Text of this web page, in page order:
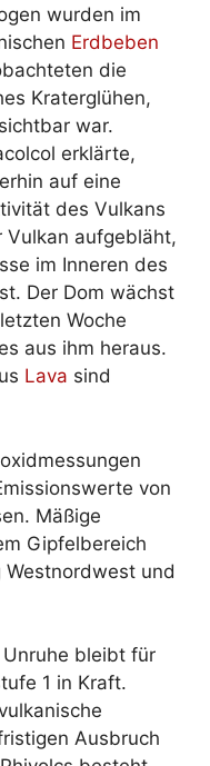
wurden im
Erdbeben
die
Kraterglühen,
war.
erklärte,
auf eine
des Vulkans
aufgebläht,
im Inneren des
Der Dom wächst
Woche
aus ihm heraus.
Lava sind
von
Mäßige
Gipfelbereich
und
bleibt für
1 in Kraft.
Ausbruch